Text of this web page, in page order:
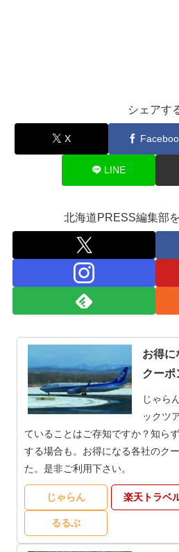
シェアす
X
LINE
北海道PRESS編集部
お得に
クーポ
じゃら
ックツ
ていることはご存知ですか？知ら
する場合も。お得になる各社のク
た。是非ご利用下さい。
じゃらん 楽天トラベ
るるぶ